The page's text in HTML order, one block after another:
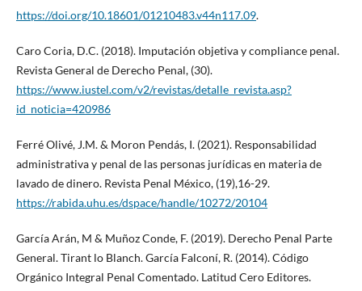
https://doi.org/10.18601/01210483.v44n117.09.
Caro Coria, D.C. (2018). Imputación objetiva y compliance penal.
Revista General de Derecho Penal, (30).
https://www.iustel.com/v2/revistas/detalle_revista.asp?
id_noticia=420986
Ferré Olivé, J.M. & Moron Pendás, I. (2021). Responsabilidad
administrativa y penal de las personas jurídicas en materia de
lavado de dinero. Revista Penal México, (19),16-29.
https://rabida.uhu.es/dspace/handle/10272/20104
García Arán, M & Muñoz Conde, F. (2019). Derecho Penal Parte
General. Tirant lo Blanch. García Falconí, R. (2014). Código
Orgánico Integral Penal Comentado. Latitud Cero Editores.